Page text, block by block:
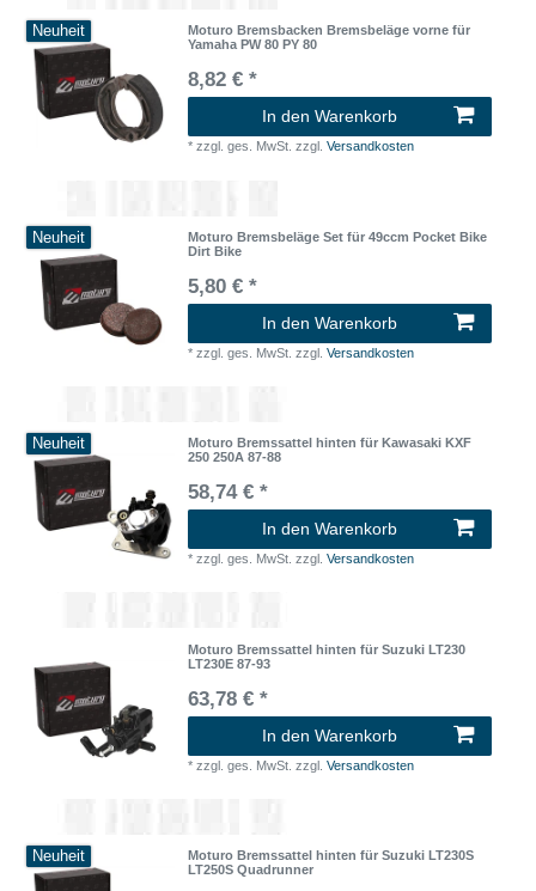
Neuheit
Moturo Bremsbacken Bremsbeläge vorne für
Yamaha PW 80 PY 80
8,82 € *
In den Warenkorb
*zzgl. ges. MwSt. zzgl.Versandkosten
Neuheit
Moturo Bremsbeläge Set für 49ccm Pocket Bike
Dirt Bike
5,80 € *
In den Warenkorb
*zzgl. ges. MwSt. zzgl.Versandkosten
Neuheit
Moturo Bremssattel hinten für Kawasaki KXF
250 250A 87-88
58,74 € *
In den Warenkorb
*zzgl. ges. MwSt. zzgl.Versandkosten
Moturo Bremssattel hinten für Suzuki LT230
LT230E 87-93
63,78 € *
In den Warenkorb
*zzgl. ges. MwSt. zzgl.Versandkosten
Neuheit
Moturo Bremssattel hinten für Suzuki LT230S
LT250S Quadrunner